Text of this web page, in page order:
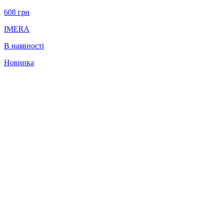
608 грн
IMERA
В наявності
Новинка